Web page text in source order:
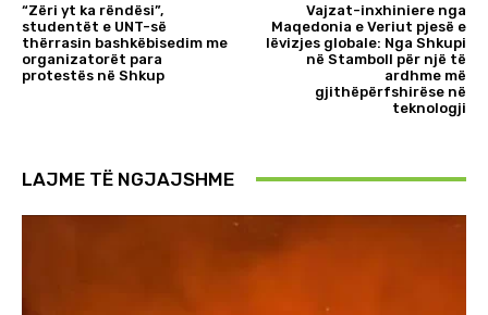
“Zëri yt ka rëndësi”,
studentët e UNT-së
thërrasin bashkëbisedim me
organizatorët para
protestës në Shkup
Vajzat-inxhiniere nga
Maqedonia e Veriut pjesë e
lëvizjes globale: Nga Shkupi
në Stamboll për një të
ardhme më
gjithëpërfshirëse në
teknologji
LAJME TË NGJAJSHME